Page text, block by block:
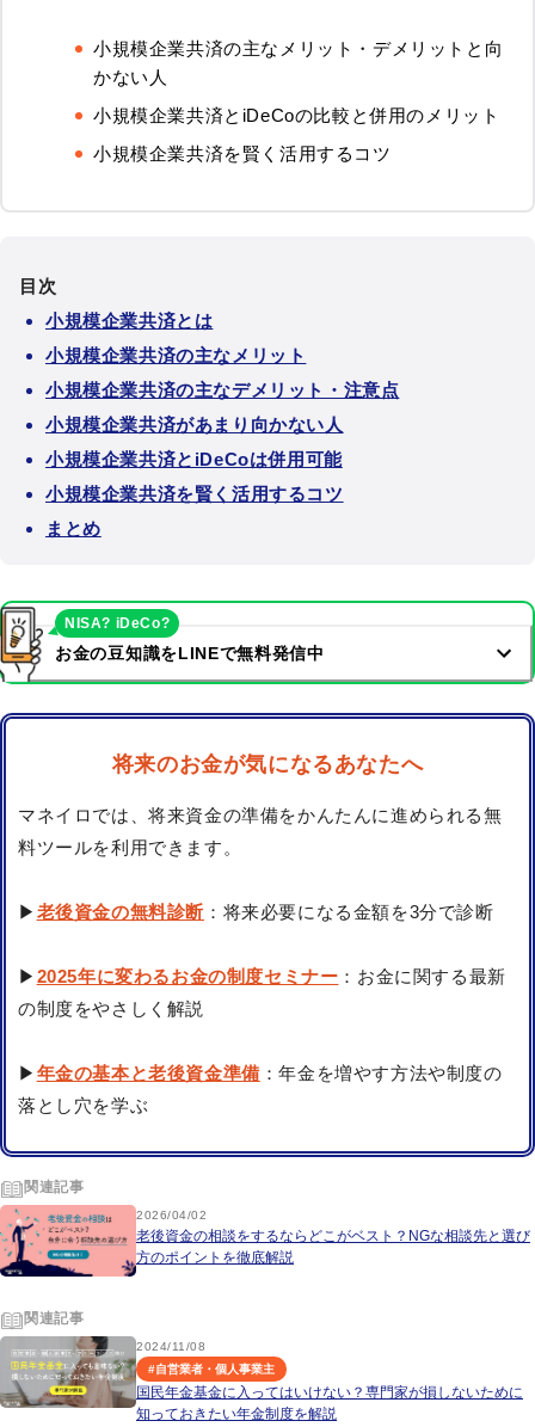
小規模企業共済の主なメリット・デメリットと向
かない人
小規模企業共済とiDeCoの比較と併用のメリット
小規模企業共済を賢く活用するコツ
目次
小規模企業共済とは
小規模企業共済の主なメリット
小規模企業共済の主なデメリット・注意点
小規模企業共済があまり向かない人
小規模企業共済とiDeCoは併用可能
小規模企業共済を賢く活用するコツ
まとめ
お金の豆知識をLINEで無料発信中
NISA? iDeCo?
将来のお金が気になるあなたへ
マネイロでは、将来資金の準備をかんたんに進められる無
料ツールを利用できます。
▶ 老後資金の無料診断 ：将来必要になる金額を3分で診断
▶ 2025年に変わるお金の制度セミナー ：お金に関する最新
の制度をやさしく解説
▶ 年金の基本と老後資金準備 ：年金を増やす方法や制度の
落とし穴を学ぶ
関連記事
2026/04/02
老後資金の相談をするならどこがベスト？NGな相談先と選び
方のポイントを徹底解説
関連記事
2024/11/08
#自営業者・個人事業主
国民年金基金に入ってはいけない？専門家が損しないために
知っておきたい年金制度を解説